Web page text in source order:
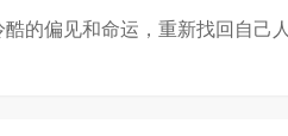
的偏见和命运，重新找回自己人